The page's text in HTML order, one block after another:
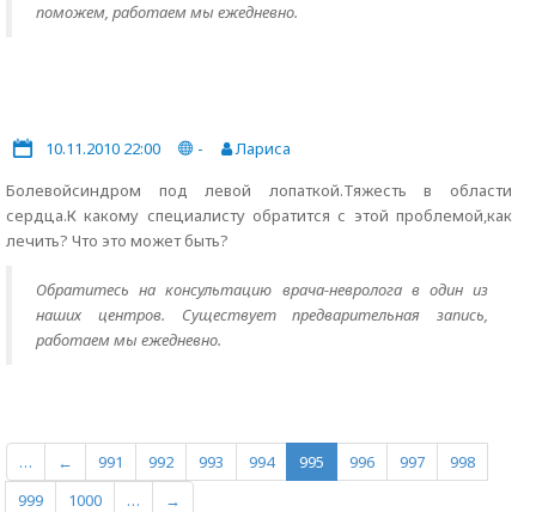
поможем, работаем мы ежедневно.
10.11.2010 22:00 -
Лариса
Болевойсиндром под левой лопаткой.Тяжесть в области
сердца.К какому специалисту обратится с этой проблемой,как
лечить? Что это может быть?
Обратитесь на консультацию врача-невролога в один из
наших центров. Существует предварительная запись,
работаем мы ежедневно.
… ← 991 992 993 994 995 996 997
998
999
1000 … →